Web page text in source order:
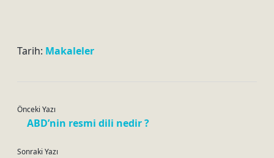
Tarih: Makaleler
Önceki Yazı
ABD’nin resmi dili nedir ?
Sonraki Yazı